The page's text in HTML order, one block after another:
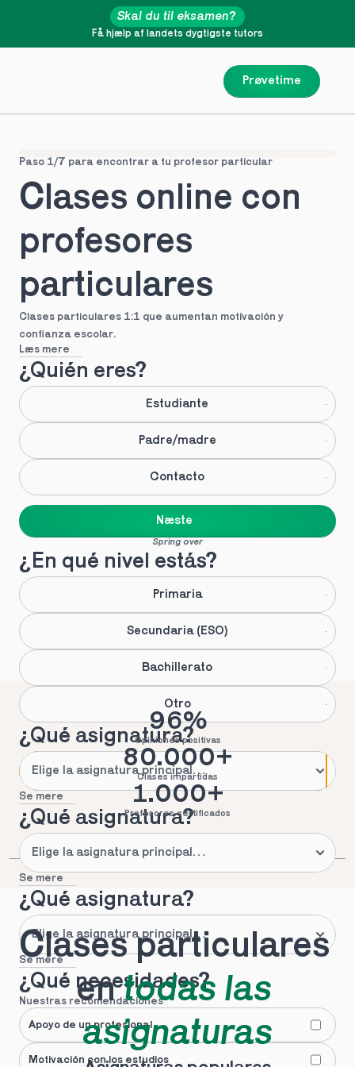
Prøvetime
Få hjælp af landets dygtigste tutors
Skal du til eksamen?
Paso 1/7 para encontrar a tu profesor particular
Clases online con
profesores
particulares
Clases particulares 1:1 que aumentan motivación y
confianza escolar.
Læs mere
¿Quién eres?
Estudiante
Padre/madre
Contacto
Næste
Spring over
¿En qué nivel estás?
Primaria
Secundaria (ESO)
Bachillerato
Otro
¿Qué asignatura?
Se mere
¿Qué asignatura?
Se mere
¿Qué asignatura?
Se mere
¿Qué necesidades?
Nuestras recomendaciones
Apoyo de un profesional
Motivación con los estudios
96%
Opiniones positivas
80.000+
Clases impartidas
1.000+
Profesores certificados
Clases particulares
en todas las
asignaturas